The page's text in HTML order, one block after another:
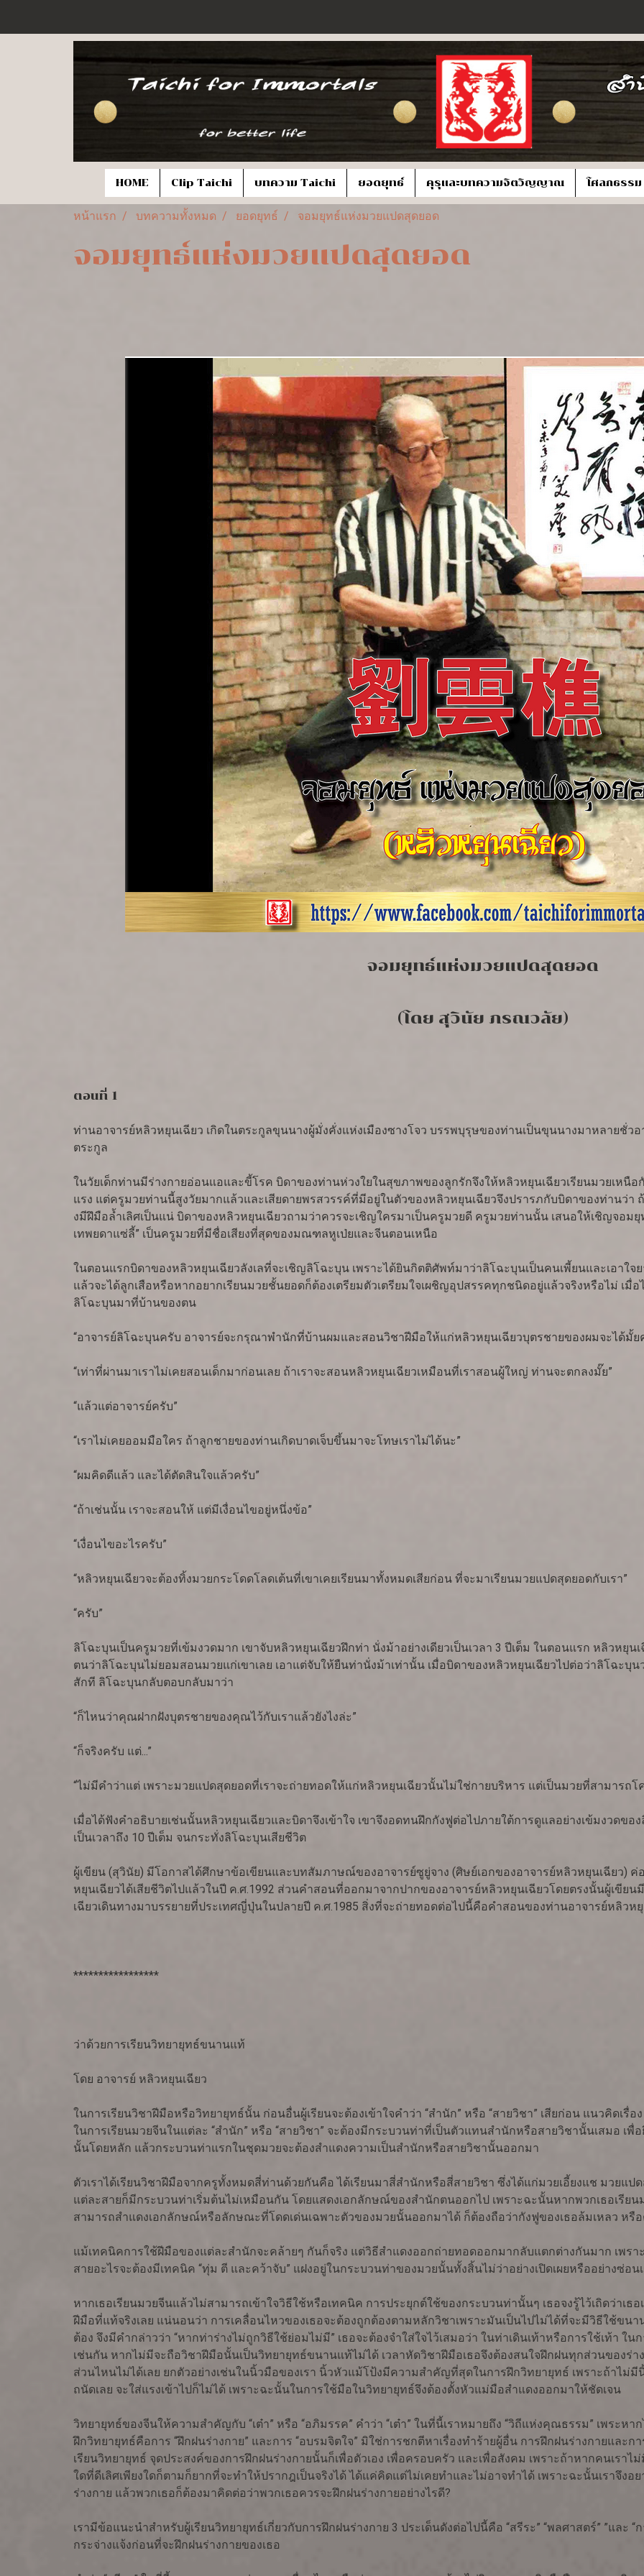
HOME Clip Taichi บทความ Taichi ยอดยุทธ์ คุรุและบทความจิตวิญญาณ โศลกธรรม
หน้าแรก บทความทั้งหมด ยอดยุทธ์ จอมยุทธ์แห่งมวยแปดสุดยอด
จอมยุทธ์แห่งมวยแปดสุดยอด
จอมยุทธ์แห่งมวยแปดสุดยอด
(โดย สุวินัย ภรณวลัย)
ตอนที่ 1
ท่านอาจารย์หลิวหยุนเฉียว เกิดในตระกูลขุนนางผู้มั่งคั่งแห่งเมืองซางโจว บรรพบุรุษของท่านเป็นขุนนางมาหลายชั่ว
ตระกูล
ในวัยเด็กท่านมีร่างกายอ่อนแอและขี้โรค บิดาของท่านห่วงใยในสุขภาพของลูกรักจึงให้หลิวหยุนเฉียวเรียนมวยเหนื
แรง แต่ครูมวยท่านนี้สูงวัยมากแล้วและเสียดายพรสวรรค์ที่มีอยู่ในตัวของหลิวหยุนเฉียวจึงปรารภกับบิดาของท่านว่า
งมีฝึมือล้ำเลิศเป็นแน่ บิดาของหลิวหยุนเฉียวถามว่าควรจะเชิญใครมาเป็นครูมวยดี ครูมวยท่านนั้น เสนอให้เชิญจอ
เทพยดาแซ่ลี้” เป็นครูมวยที่มีชื่อเสียงที่สุดของมณฑลหูเป่ยและจีนตอนเหนือ
ในตอนแรกบิดาของหลิวหยุนเฉียวลังเลที่จะเชิญลิโฉะบุน เพราะได้ยินกิตติศัพท์มาว่าลิโฉะบุนเป็นคนเพี้ยนและเอาใ
แล้วจะได้ลูกเสือหรือหากอยากเรียนมวยชั้นยอดก็ต้องเตรียมตัวเตรียมใจเผชิญอุปสรรคทุกชนิดอยู่แล้วจริงหรือไม่ เมื่
ลิโฉะบุนมาที่บ้านของตน
“อาจารย์ลิโฉะบุนครับ อาจารย์จะกรุณาพำนักที่บ้านผมและสอนวิชาฝีมือให้แก่หลิวหยุนเฉียวบุตรชายของผมจะได้มั้ย
“เท่าที่ผ่านมาเราไม่เคยสอนเด็กมาก่อนเลย ถ้าเราจะสอนหลิวหยุนเฉียวเหมือนที่เราสอนผู้ใหญ่ ท่านจะตกลงมั๊ย”
“แล้วแต่อาจารย์ครับ”
“เราไม่เคยออมมือใคร ถ้าลูกชายของท่านเกิดบาดเจ็บขึ้นมาจะโทษเราไม่ได้นะ”
“ผมคิดดีแล้ว และได้ตัดสินใจแล้วครับ”
“ถ้าเช่นนั้น เราจะสอนให้ แต่มีเงื่อนไขอยู่หนึ่งข้อ”
“เงื่อนไขอะไรครับ”
“หลิวหยุนเฉียวจะต้องทิ้งมวยกระโดดโลดเต้นที่เขาเคยเรียนมาทั้งหมดเสียก่อน ที่จะมาเรียนมวยแปดสุดยอดกับเรา”
“ครับ”
ลิโฉะบุนเป็นครูมวยที่เข้มงวดมาก เขาจับหลิวหยุนเฉียวฝึกท่า นั่งม้าอย่างเดียวเป็นเวลา 3 ปีเต็ม ในตอนแรก หลิวหยุ
ตนว่าลิโฉะบุนไม่ยอมสอนมวยแก่เขาเลย เอาแต่จับให้ยืนท่านั่งม้าเท่านั้น เมื่อบิดาของหลิวหยุนเฉียวไปต่อว่าลิโฉะบุ
สักที ลิโฉะบุนกลับตอบกลับมาว่า
“ก็ไหนว่าคุณฝากฝังบุตรชายของคุณไว้กับเราแล้วยังไงล่ะ”
“ก็จริงครับ แต่...”
“ไม่มีคำว่าแต่ เพราะมวยแปดสุดยอดที่เราจะถ่ายทอดให้แก่หลิวหยุนเฉียวนั้นไม่ใช่กายบริหาร แต่เป็นมวยที่สามารถ
เมื่อได้ฟังคำอธิบายเช่นนั้นหลิวหยุนเฉียวและบิดาจึงเข้าใจ เขาจึงอดทนฝึกกังฟูต่อไปภายใต้การดูแลอย่างเข้มงวดข
เป็นเวลาถึง 10 ปีเต็ม จนกระทั่งลิโฉะบุนเสียชีวิต
ผู้เขียน (สุวินัย) มีโอกาสได้ศึกษาข้อเขียนและบทสัมภาษณ์ของอาจารย์ซูยู่จาง (ศิษย์เอกของอาจารย์หลิวหยุนเฉียว)
หยุนเฉียวได้เสียชีวิตไปแล้วในปี ค.ศ.1992 ส่วนคำสอนที่ออกมาจากปากของอาจารย์หลิวหยุนเฉียวโดยตรงนั้นผู้เขีย
เฉียวเดินทางมาบรรยายที่ประเทศญี่ปุ่นในปลายปี ค.ศ.1985 สิ่งที่จะถ่ายทอดต่อไปนี้คือคำสอนของท่านอาจารย์หลิวห
*****************
ว่าด้วยการเรียนวิทยายุทธ์ขนานแท้
โดย อาจารย์ หลิวหยุนเฉียว
ในการเรียนวิชาฝีมือหรือวิทยายุทธ์นั้น ก่อนอื่นผู้เรียนจะต้องเข้าใจคำว่า “สำนัก” หรือ “สายวิชา” เสียก่อน แนวคิดเรื่
ในการเรียนมวยจีนในแต่ละ “สำนัก” หรือ “สายวิชา” จะต้องมีกระบวนท่าที่เป็นตัวแทนสำนักหรือสายวิชานั้นเสมอ
นั้นโดยหลัก แล้วกระบวนท่าแรกในชุดมวยจะต้องสำแดงความเป็นสำนักหรือสายวิชานั้นออกมา
ตัวเราได้เรียนวิชาฝีมือจากครูทั้งหมดสี่ท่านด้วยกันคือ ได้เรียนมาสี่สำนักหรือสี่สายวิชา ซึ่งได้แก่มวยเอี้ยงแช มวยแ
แต่ละสายก็มีกระบวนท่าเริ่มต้นไม่เหมือนกัน โดยแสดงเอกลักษณ์ของสำนักตนออกไป เพราะฉะนั้นหากพวกเธอเรีย
สามารถสำแดงเอกลักษณ์หรือลักษณะที่โดดเด่นเฉพาะตัวของมวยนั้นออกมาได้ ก็ต้องถือว่ากังฟูของเธอล้มเหลว หรื
แม้เทคนิคการใช้ฝีมือของแต่ละสำนักจะคล้ายๆ กันก็จริง แต่วิธีสำแดงออกถ่ายทอดออกมากลับแตกต่างกันมาก เพร
สายอะไรจะต้องมีเทคนิค “ทุ่ม ตี และคว้าจับ” แฝงอยู่ในกระบวนท่าของมวยนั้นทั้งสิ้นไม่ว่าอย่างเปิดเผยหรืออย่างซ่อน
หากเธอเรียนมวยจีนแล้วไม่สามารถเข้าใจวิธีใช้หรือเทคนิค การประยุกต์ใช้ของกระบวนท่านั้นๆ เธอจงรู้ไว้เถิดว่าเธ
ฝีมือที่แท้จริงเลย แน่นอนว่า การเคลื่อนไหวของเธอจะต้องถูกต้องตามหลักวิชาเพราะมันเป็นไปไม่ได้ที่จะมีวิธีใช้ขน
ต้อง จึงมีคำกล่าวว่า “หากท่าร่างไม่ถูกวิธีใช้ย่อมไม่มี” เธอจะต้องจำใส่ใจไว้เสมอว่า ในท่าเดินเท้าหรือการใช้เท้า ใ
เช่นกัน หากไม่มีจะถือวิชาฝีมือนั้นเป็นวิทยายุทธ์ขนานแท้ไม่ได้ เวลาหัดวิชาฝีมือเธอจึงต้องสนใจฝึกฝนทุกส่วนของร่าง
ส่วนไหนไม่ได้เลย ยกตัวอย่างเช่นในนิ้วมือของเรา นิ้วหัวแม้โป้งมีความสำคัญที่สุดในการฝึกวิทยายุทธ์ เพราะถ้าไม่
ถนัดเลย จะใส่แรงเข้าไปก็ไม่ได้ เพราะฉะนั้นในการใช้มือในวิทยายุทธ์จึงต้องตั้งหัวแม่มือสำแดงออกมาให้ชัดเจน
วิทยายุทธ์ของจีนให้ความสำคัญกับ “เต๋า” หรือ “อภิมรรค” คำว่า “เต๋า” ในที่นี้เราหมายถึง “วิถีแห่งคุณธรรม” เพระห
ฝึกวิทยายุทธ์คือการ “ฝึกฝนร่างกาย” และการ “อบรมจิตใจ” มิใช่การชกตีหาเรื่องทำร้ายผู้อื่น การฝึกฝนร่างกายและ
เรียนวิทยายุทธ์ จุดประสงค์ของการฝึกฝนร่างกายนั้นก็เพื่อตัวเอง เพื่อครอบครัว และเพื่อสังคม เพราะถ้าหากคนเร
ใดที่ดีเลิศเพียงใดก็ตามก็ยากที่จะทำให้ปรากฎเป็นจริงได้ ได้แค่คิดแต่ไม่เคยทำและไม่อาจทำได้ เพราะฉะนั้นเราจึง
ร่างกาย แล้วพวกเธอก็ต้องมาคิดต่อว่าพวกเธอควรจะฝึกฝนร่างกายอย่างไรดี?
เรามีข้อแนะนำสำหรับผู้เรียนวิทยายุทธ์เกี่ยวกับการฝึกฝนร่างกาย 3 ประเด็นดังต่อไปนี้คือ “สรีระ” “พลศาสตร์” ”และ “
กระจ่างแจ้งก่อนที่จะฝึกฝนร่างกายของเธอ